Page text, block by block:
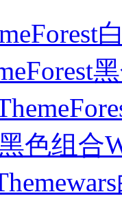
色组合